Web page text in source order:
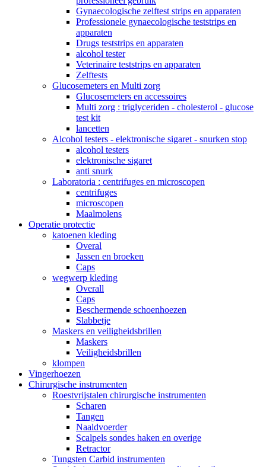
Gynaecologische zelftest strips en apparaten
Professionele gynaecologische teststrips en
apparaten
Drugs teststrips en apparaten
alcohol tester
Veterinaire teststrips en apparaten
Zelftests
Glucosemeters en Multi zorg
Glucosemeters en accessoires
Multi zorg : triglyceriden - cholesterol - glucose
test kit
lancetten
Alcohol testers - elektronische sigaret - snurken stop
alcohol testers
elektronische sigaret
anti snurk
Laboratoria : centrifuges en microscopen
centrifuges
microscopen
Maalmolens
Operatie protectie
katoenen kleding
Overal
Jassen en broeken
Caps
wegwerp kleding
Overall
Caps
Beschermende schoenhoezen
Slabbetje
Maskers en veiligheidsbrillen
Maskers
Veiligheidsbrillen
klompen
Vingerhoezen
Chirurgische instrumenten
Roestvrijstalen chirurgische instrumenten
Scharen
Tangen
Naaldvoerder
Scalpels sondes haken en overige
Retractor
Tungsten Carbid instrumenten